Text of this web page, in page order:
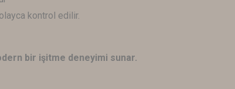
kontrol edilir.
bir işitme deneyimi sunar.